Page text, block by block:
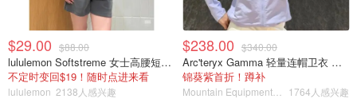
$29.00 $88.00
lululemon Softstreme 女士高腰短裤 10cm
不定时变回$19！随时点进来看
lululemon 2138人感兴趣
$238.00 $340.00
Arc'teryx Gamma 轻量连帽卫衣 女款
锦葵紫首折！蹲补
1764人感兴趣